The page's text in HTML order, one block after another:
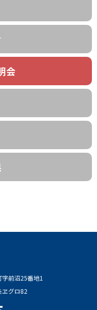
会
前沼25番地1
ヱグロ82